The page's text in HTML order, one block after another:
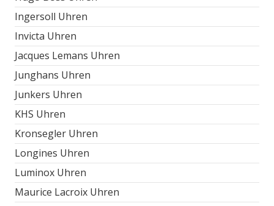
Ingersoll Uhren
Invicta Uhren
Jacques Lemans Uhren
Junghans Uhren
Junkers Uhren
KHS Uhren
Kronsegler Uhren
Longines Uhren
Luminox Uhren
Maurice Lacroix Uhren